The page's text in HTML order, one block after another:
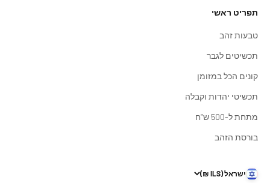
תפריט ראשי
טבעות זהב
תכשיטים לגבר
קונים הכל במזומן
תכשיטי יהדות וקבלה
מתחת ל-500 ש"ח
בורסת הזהב
ישראל (ILS ₪)